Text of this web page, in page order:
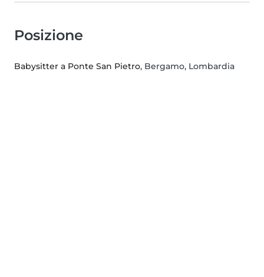
Posizione
Babysitter a Ponte San Pietro, Bergamo, Lombardia